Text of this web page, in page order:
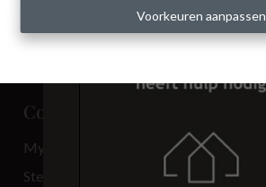
Voorkeuren aanpassen
Contact
My Place BV
Steenweg 3.501